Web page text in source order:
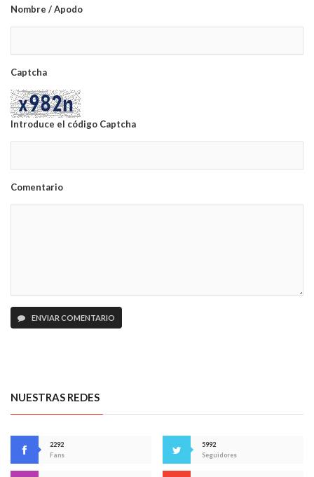
Nombre / Apodo
Captcha
Introduce el código Captcha
Comentario
ENVIAR COMENTARIO
NUESTRAS REDES
2292
Fans
5992
Seguidores